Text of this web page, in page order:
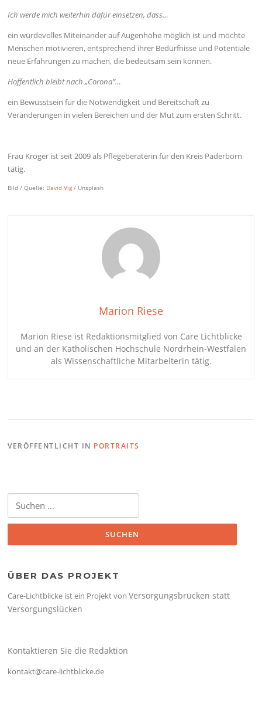
Ich werde mich weiterhin dafür einsetzen, dass…
ein würdevolles Miteinander auf Augenhöhe möglich ist und möchte
Menschen motivieren, entsprechend ihrer Bedürfnisse und Potentiale
neue Erfahrungen zu machen, die bedeutsam sein können.
Hoffentlich bleibt nach „Corona”…
ein Bewusstsein für die Notwendigkeit und Bereitschaft zu
Veränderungen in vielen Bereichen und der Mut zum ersten Schritt.
Frau Kröger ist seit 2009 als Pflegeberaterin für den Kreis Paderborn
tätig.
Bild / Quelle: David Vig / Unsplash
Marion Riese
Marion Riese ist Redaktionsmitglied von Care Lichtblicke
und an der Katholischen Hochschule Nordrhein-Westfalen
als Wissenschaftliche Mitarbeiterin tätig.
VERÖFFENTLICHT IN PORTRAITS
nach:
ÜBER DAS PROJEKT
Care-Lichtblicke ist ein Projekt vonVersorgungsbrücken statt
Versorgungslücken
Kontaktieren Sie die Redaktion
kontakt@care-lichtblicke.de